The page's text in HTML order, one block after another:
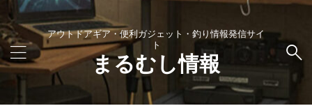
アウトドアギア・便利ガジェット・釣り情報発信サイ
ト
まるむし情報